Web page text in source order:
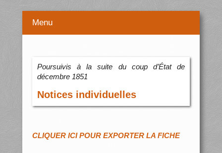
Menu
Poursuivis à la suite du coup d’État de
décembre 1851
Notices individuelles
CLIQUER ICI POUR EXPORTER LA FICHE